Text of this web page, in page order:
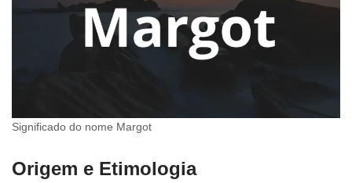
Significado do nome Margot
Origem e Etimologia